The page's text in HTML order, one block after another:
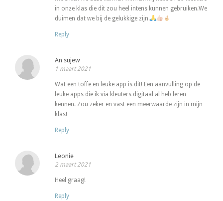
in onze klas die dit zou heel intens kunnen gebruiken.We
duimen dat we bij de gelukkige zijn.
Reply
An sujew
1 maart 2021
Wat een toffe en leuke app is dit! Een aanvulling op de
leuke apps die ik via kleuters digitaal al heb leren
kennen. Zou zeker en vast een meerwaarde zijn in mijn
klas!
Reply
Leonie
2 maart 2021
Heel graag!
Reply